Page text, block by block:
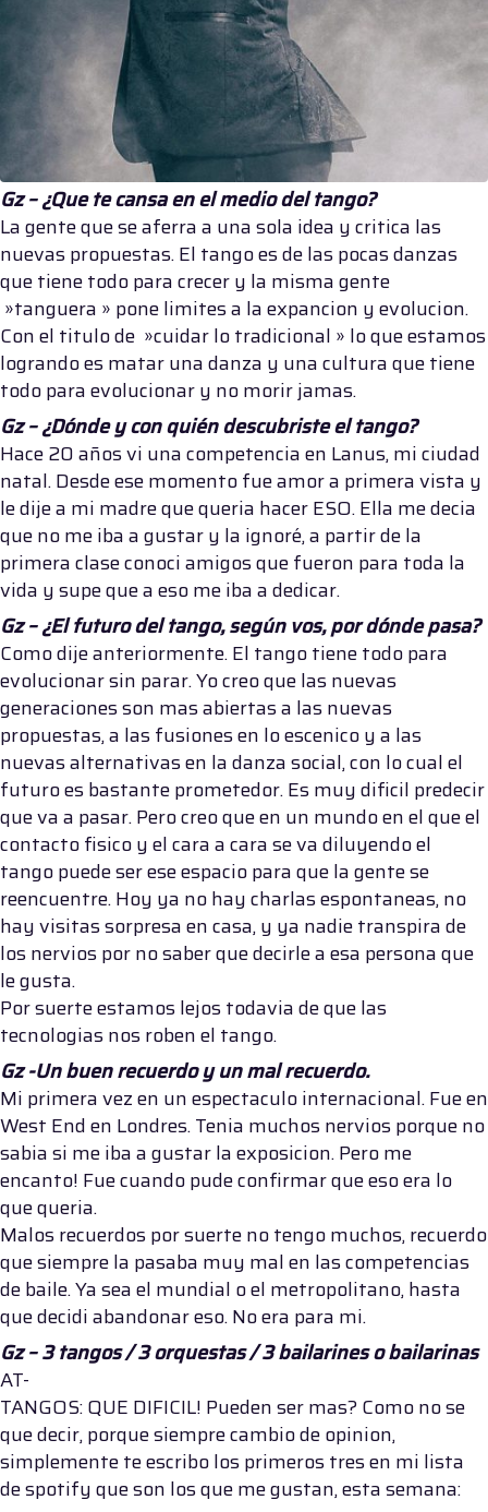
Gz – ¿Que te cansa en el medio del tango?
La gente que se aferra a una sola idea y critica las
nuevas propuestas. El tango es de las pocas danzas
que tiene todo para crecer y la misma gente
»tanguera » pone limites a la expancion y evolucion.
Con el titulo de »cuidar lo tradicional » lo que estamos
logrando es matar una danza y una cultura que tiene
todo para evolucionar y no morir jamas.
Gz – ¿Dónde y con quién descubriste el tango?
Hace 20 años vi una competencia en Lanus, mi ciudad
natal. Desde ese momento fue amor a primera vista y
le dije a mi madre que queria hacer ESO. Ella me decia
que no me iba a gustar y la ignoré, a partir de la
primera clase conoci amigos que fueron para toda la
vida y supe que a eso me iba a dedicar.
Gz – ¿El futuro del tango, según vos, por dónde pasa?
Como dije anteriormente. El tango tiene todo para
evolucionar sin parar. Yo creo que las nuevas
generaciones son mas abiertas a las nuevas
propuestas, a las fusiones en lo escenico y a las
nuevas alternativas en la danza social, con lo cual el
futuro es bastante prometedor. Es muy dificil predecir
que va a pasar. Pero creo que en un mundo en el que el
contacto fisico y el cara a cara se va diluyendo el
tango puede ser ese espacio para que la gente se
reencuentre. Hoy ya no hay charlas espontaneas, no
hay visitas sorpresa en casa, y ya nadie transpira de
los nervios por no saber que decirle a esa persona que
le gusta.
Por suerte estamos lejos todavia de que las
tecnologias nos roben el tango.
Gz -Un buen recuerdo y un mal recuerdo.
Mi primera vez en un espectaculo internacional. Fue en
West End en Londres. Tenia muchos nervios porque no
sabia si me iba a gustar la exposicion. Pero me
encanto! Fue cuando pude confirmar que eso era lo
que queria.
Malos recuerdos por suerte no tengo muchos, recuerdo
que siempre la pasaba muy mal en las competencias
de baile. Ya sea el mundial o el metropolitano, hasta
que decidi abandonar eso. No era para mi.
Gz – 3 tangos / 3 orquestas / 3 bailarines o bailarinas
AT-
TANGOS: QUE DIFICIL! Pueden ser mas? Como no se
que decir, porque siempre cambio de opinion,
simplemente te escribo los primeros tres en mi lista
de spotify que son los que me gustan, esta semana: